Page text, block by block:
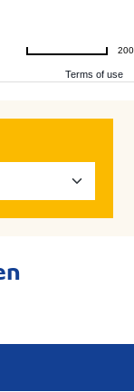
Terms of use